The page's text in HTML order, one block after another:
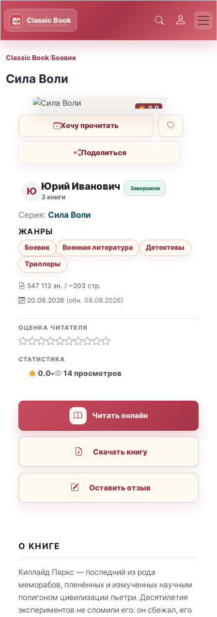
Classic Book/Боевик
Сила Воли
0.0
Хочу прочитать
Поделиться
Ю Юрий Иванович
3 книги
Завершена
547 113 зн. / ~203 стр.
20.06.2026 (обн. 08.08.2026)
Серия: Сила Воли
ЖАНРЫ
Боевик Военная литература
Детективы
Триллеры
ОЦЕНКА ЧИТАТЕЛЯ
СТАТИСТИКА
0.0• 14 просмотров
Читать онлайн
Скачать книгу
Оставить отзыв
О КНИГЕ
Киллайд Паркс — последний из рода
меморабов, пленённых и измученных научным
полигоном цивилизации пьетри. Десятилетия
экспериментов не сломили его: он сбежал, его